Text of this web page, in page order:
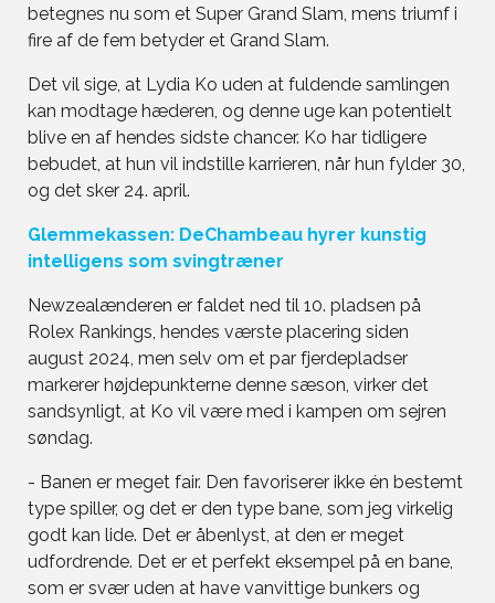
betegnes nu som et Super Grand Slam, mens triumf i
fire af de fem betyder et Grand Slam.
Det vil sige, at Lydia Ko uden at fuldende samlingen
kan modtage hæderen, og denne uge kan potentielt
blive en af hendes sidste chancer. Ko har tidligere
bebudet, at hun vil indstille karrieren, når hun fylder 30,
og det sker 24. april.
Glemmekassen: DeChambeau hyrer kunstig
intelligens som svingtræner
Newzealænderen er faldet ned til 10. pladsen på
Rolex Rankings, hendes værste placering siden
august 2024, men selv om et par fjerdepladser
markerer højdepunkterne denne sæson, virker det
sandsynligt, at Ko vil være med i kampen om sejren
søndag.
- Banen er meget fair. Den favoriserer ikke én bestemt
type spiller, og det er den type bane, som jeg virkelig
godt kan lide. Det er åbenlyst, at den er meget
udfordrende. Det er et perfekt eksempel på en bane,
som er svær uden at have vanvittige bunkers og